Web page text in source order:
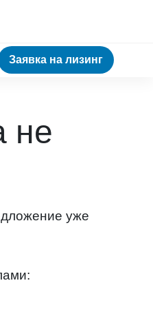
Заявка на лизинг
не
уже